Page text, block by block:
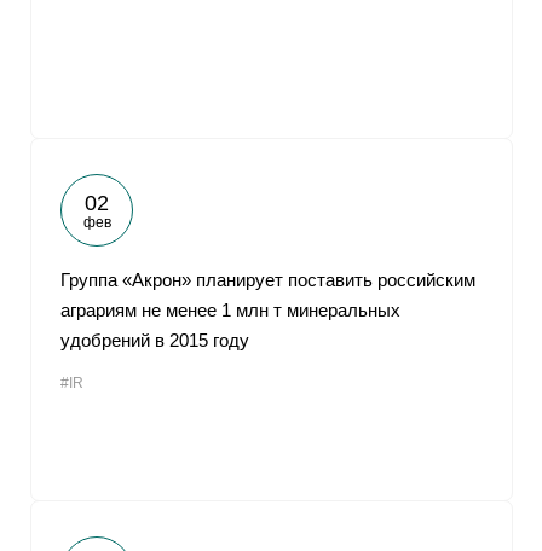
02
фев
Группа «Акрон» планирует поставить российским
аграриям не менее 1 млн т минеральных
удобрений в 2015 году
#IR